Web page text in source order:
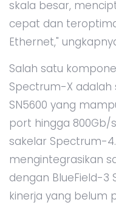
skala besar,
cepat dan
Ethernet,"
Salah satu
Spectrum-X adalah
SN5600 yang
port hingga 800Gb/
sakelar Spectrum-
mengintegrasikan
dengan BlueField-3
kinerja yang belum